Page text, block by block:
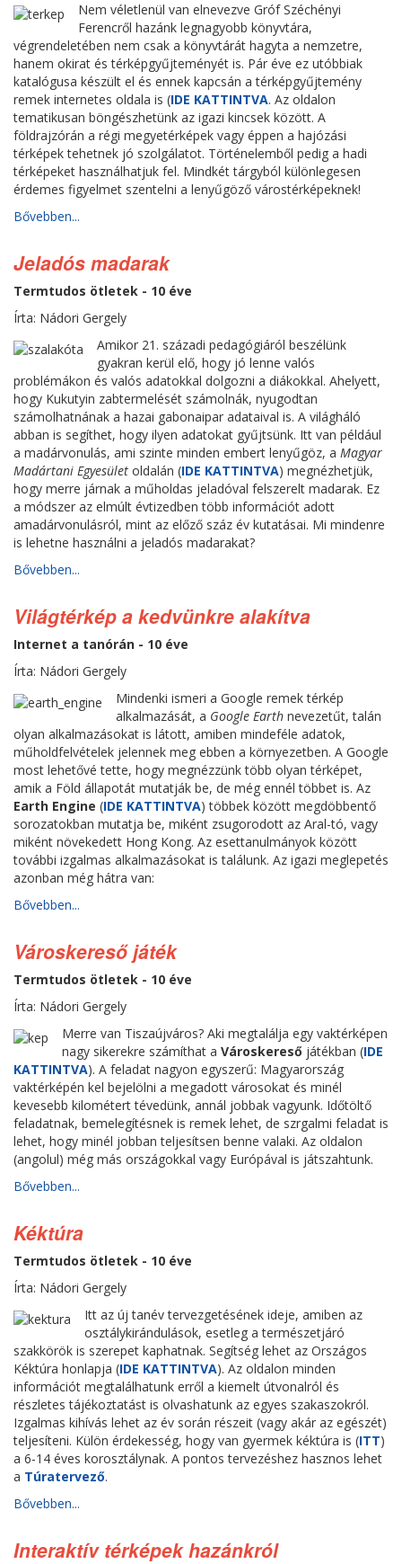
Nem véletlenül van elnevezve Gróf Széchényi
Ferencről hazánk legnagyobb könyvtára,
végrendeletében nem csak a könyvtárát hagyta a nemzetre,
hanem okirat és térképgyűjteményét is. Pár éve ez utóbbiak
katalógusa készült el és ennek kapcsán a térképgyűjtemény
remek internetes oldala is (IDE KATTINTVA. Az oldalon
tematikusan böngészhetünk az igazi kincsek között. A
földrajzórán a régi megyetérképek vagy éppen a hajózási
térképek tehetnek jó szolgálatot. Történelemből pedig a hadi
térképeket használhatjuk fel. Mindkét tárgyból különlegesen
érdemes figyelmet szentelni a lenyűgöző várostérképeknek!
Bővebben...
Jeladós madarak
Termtudos ötletek - 10 éve
Írta: Nádori Gergely
Amikor 21. századi pedagógiáról beszélünk
gyakran kerül elő, hogy jó lenne valós
problémákon és valós adatokkal dolgozni a diákokkal. Ahelyett,
hogy Kukutyin zabtermelését számolnák, nyugodtan
számolhatnának a hazai gabonaipar adataival is. A világháló
abban is segíthet, hogy ilyen adatokat gyűjtsünk. Itt van például
a madárvonulás, ami szinte minden embert lenyűgöz, a Magyar
Madártani Egyesület oldalán (IDE KATTINTVA) megnézhetjük,
hogy merre járnak a műholdas jeladóval felszerelt madarak. Ez
a módszer az elmúlt évtizedben több információt adott
amadárvonulásról, mint az előző száz év kutatásai. Mi mindenre
is lehetne használni a jeladós madarakat?
Bővebben...
Világtérkép a kedvünkre alakítva
Internet a tanórán - 10 éve
Írta: Nádori Gergely
Mindenki ismeri a Google remek térkép
alkalmazását, a Google Earth nevezetűt, talán
olyan alkalmazásokat is látott, amiben mindeféle adatok,
műholdfelvételek jelennek meg ebben a környezetben. A Google
most lehetővé tette, hogy megnézzünk több olyan térképet,
amik a Föld állapotát mutatják be, de még ennél többet is. Az
Earth Engine (IDE KATTINTVA) többek között megdöbbentő
sorozatokban mutatja be, miként zsugorodott az Aral-tó, vagy
miként növekedett Hong Kong. Az esettanulmányok között
további izgalmas alkalmazásokat is találunk. Az igazi meglepetés
azonban még hátra van:
Bővebben...
Városkereső játék
Termtudos ötletek - 10 éve
Írta: Nádori Gergely
Merre van Tiszaújváros? Aki megtalálja egy vaktérképen
nagy sikerekre számíthat a Városkereső játékban (IDE
KATTINTVA). A feladat nagyon egyszerű: Magyarország
vaktérképén kel bejelölni a megadott városokat és minél
kevesebb kilométert tévedünk, annál jobbak vagyunk. Időtöltő
feladatnak, bemelegítésnek is remek lehet, de szrgalmi feladat is
lehet, hogy minél jobban teljesítsen benne valaki. Az oldalon
(angolul) még más országokkal vagy Európával is játszahtunk.
Bővebben...
Kéktúra
Termtudos ötletek - 10 éve
Írta: Nádori Gergely
Itt az új tanév tervezgetésének ideje, amiben az
osztálykirándulások, esetleg a természetjáró
szakkörök is szerepet kaphatnak. Segítség lehet az Országos
Kéktúra honlapja (IDE KATTINTVA). Az oldalon minden
információt megtalálhatunk erről a kiemelt útvonalról és
részletes tájékoztatást is olvashatunk az egyes szakaszokról.
Izgalmas kihívás lehet az év során részeit (vagy akár az egészét)
teljesíteni. Külön érdekesség, hogy van gyermek kéktúra is (ITT)
a 6-14 éves korosztálynak. A pontos tervezéshez hasznos lehet
a Túratervező.
Bővebben...
Interaktív térképek hazánkról